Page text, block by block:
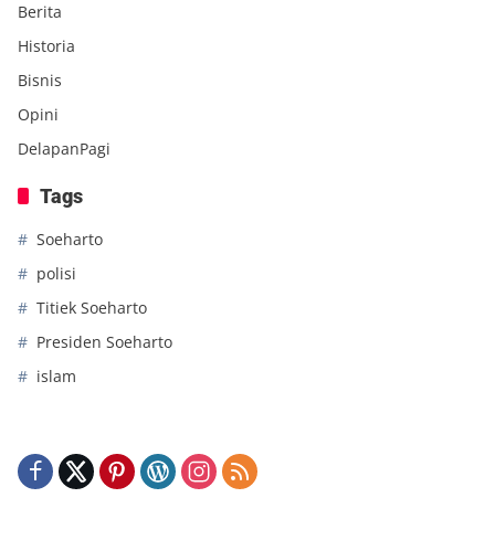
Berita
Historia
Bisnis
Opini
DelapanPagi
Tags
Soeharto
polisi
Titiek Soeharto
Presiden Soeharto
islam